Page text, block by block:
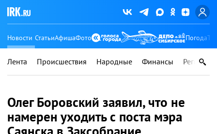
Новости СтатьиАфишаФото Погода
Лента Происшествия Народные Финансы Регионы
Олег Боровский заявил, что не
намерен уходить с поста мэра